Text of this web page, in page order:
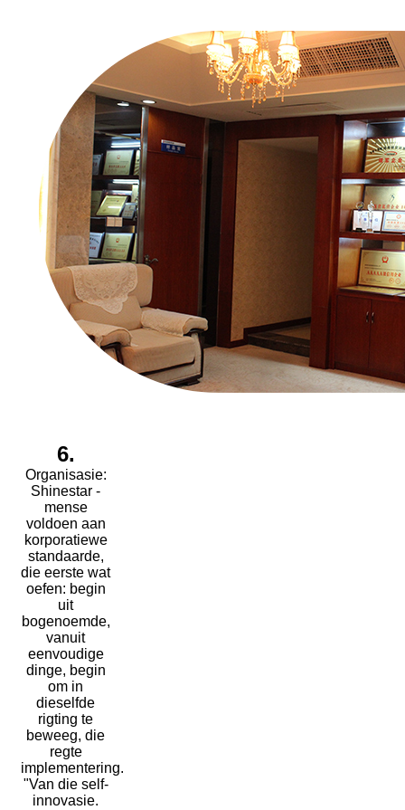
6.
Organisasie:
Shinestar -
mense
voldoen aan
korporatiewe
standaarde,
die eerste wat
oefen: begin
uit
bogenoemde,
vanuit
eenvoudige
dinge, begin
om in
dieselfde
rigting te
beweeg, die
regte
implementering.
"Van die self-
innovasie.